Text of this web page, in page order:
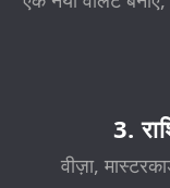
3.
वीज़ा,